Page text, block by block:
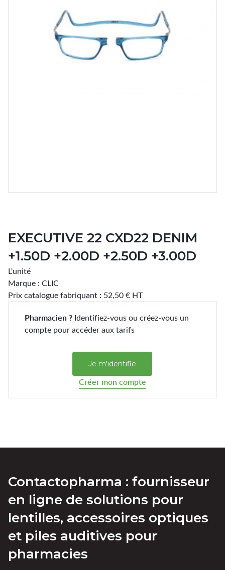
Spray désinfectant lunettes
Désinfection UV/UVC (LED,
rayonnement)
EXECUTIVE 22 CXD22 DENIM
+1.50D +2.00D +2.50D +3.00D
L'unité
Marque : CLIC
Prix catalogue fabriquant : 52,50 € HT
Pharmacien ? Identifiez-vous ou créez-vous un
compte pour accéder aux tarifs
Je m'identifie
Créer mon compte
Contactopharma : fournisseur
en ligne de solutions pour
lentilles, accessoires optiques
et piles auditives pour
pharmacies